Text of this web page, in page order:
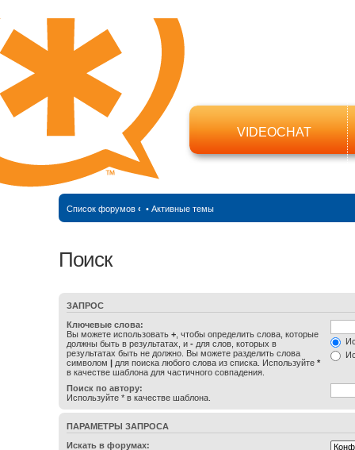
VIDEOCHAT
Список форумов ‹ • Активные темы
Поиск
ЗАПРОС
Ключевые слова:
Вы можете использовать +, чтобы определить слова, которые
должны быть в результатах, и -для слов, которых в
результатах быть не должно. Вы можете разделить слова
символом
для поиска любого слова из списка. Используйте *
в качестве шаблона для частичного совпадения.
Поиск по автору:
Используйте * в качестве шаблона.
ПАРАМЕТРЫ ЗАПРОСА
Искать в форумах: